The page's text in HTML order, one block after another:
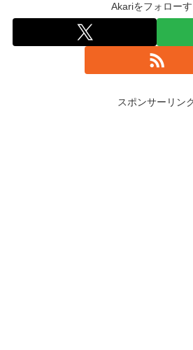
Akariをフォローす
スポンサーリン